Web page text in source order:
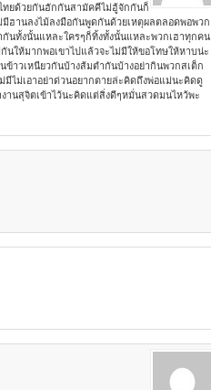
ทยด้วยกันฮักกันสามัคคีไม่ฮู้จักกันก็
ฮานลงไม้ลงมือกันพูดกันด้วยเหตุผลตลอดพอพวก
กันทั้งนั้นแหละใครๆก็ทิ้งทั้งนั้นแหละพวกเฮาทุกคน
นให้มากพอเขาไปแล้วจะไม่มีให้ขอโทษให้หาบน่ะ
าวเหนียวกันบ้างส้มตำกันบ้างอย่ากินพวกสเต็ก
ไม่เอาอย่าด่วนอยากตายล่ะคิดถึงพ่อแม่นะคิดดู
านสุจิตเข้าไว้นะคิดแต่สิ่งดีๆหมั่นสวดมนไหว้พะ